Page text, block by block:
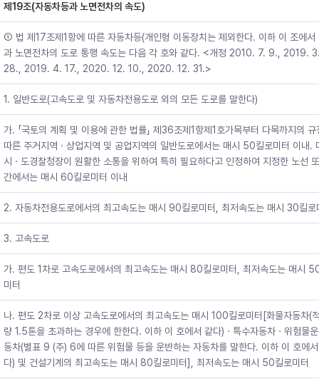
제19조(자동차등과 노면전차의 속도)
① 법 제17조제1항에 따른 자동차등(개인형 이동장치는 제외한다. 이하 이 조에서
과 노면전차의 도로 통행 속도는 다음 각 호와 같다. <개정 2010. 7. 9., 2019.
28., 2019. 4. 17., 2020. 12. 10., 2020. 12. 31.>
1. 일반도로(고속도로 및 자동차전용도로 외의 모든 도로를 말한다)
가. 「국토의 계획 및 이용에 관한 법률」 제36조제1항제1호가목부터 다목까지의 규
따른 주거지역ㆍ상업지역 및 공업지역의 일반도로에서는 매시 50킬로미터 이내.
시ㆍ도경찰청장이 원활한 소통을 위하여 특히 필요하다고 인정하여 지정한 노선
간에서는 매시 60킬로미터 이내
2. 자동차전용도로에서의 최고속도는 매시 90킬로미터, 최저속도는 매시 30킬로
3. 고속도로
가. 편도 1차로 고속도로에서의 최고속도는 매시 80킬로미터, 최저속도는 매시
미터
나. 편도 2차로 이상 고속도로에서의 최고속도는 매시 100킬로미터[화물자동차(
량 1.5톤을 초과하는 경우에 한한다. 이하 이 호에서 같다)ㆍ특수자동차ㆍ위험물
동차(별표 9 (주) 6에 따른 위험물 등을 운반하는 자동차를 말한다. 이하 이 호에
다) 및 건설기계의 최고속도는 매시 80킬로미터], 최저속도는 매시 50킬로미터